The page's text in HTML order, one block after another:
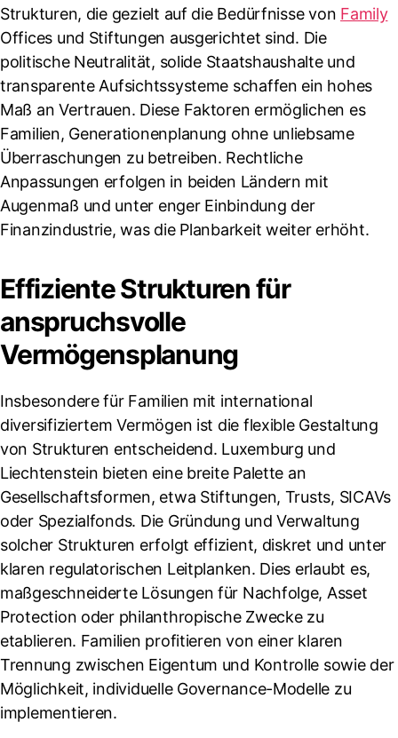
Strukturen, die gezielt auf die Bedürfnisse von Family
Offices und Stiftungen ausgerichtet sind. Die
politische Neutralität, solide Staatshaushalte und
transparente Aufsichtssysteme schaffen ein hohes
Maß an Vertrauen. Diese Faktoren ermöglichen es
Familien, Generationenplanung ohne unliebsame
Überraschungen zu betreiben. Rechtliche
Anpassungen erfolgen in beiden Ländern mit
Augenmaß und unter enger Einbindung der
Finanzindustrie, was die Planbarkeit weiter erhöht.
Effiziente Strukturen für
anspruchsvolle
Vermögensplanung
Insbesondere für Familien mit international
diversifiziertem Vermögen ist die flexible Gestaltung
von Strukturen entscheidend. Luxemburg und
Liechtenstein bieten eine breite Palette an
Gesellschaftsformen, etwa Stiftungen, Trusts, SICAVs
oder Spezialfonds. Die Gründung und Verwaltung
solcher Strukturen erfolgt effizient, diskret und unter
klaren regulatorischen Leitplanken. Dies erlaubt es,
maßgeschneiderte Lösungen für Nachfolge, Asset
Protection oder philanthropische Zwecke zu
etablieren. Familien profitieren von einer klaren
Trennung zwischen Eigentum und Kontrolle sowie der
Möglichkeit, individuelle Governance-Modelle zu
implementieren.